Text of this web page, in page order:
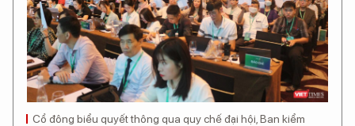
Cổ đông biểu quyết thông qua quy chế đại hội, Ban kiểm